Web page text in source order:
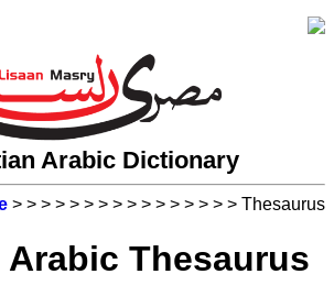
Arabic Dictionary
> > > > > > > > > > > > > > > > Thesaurus
Thesaurus